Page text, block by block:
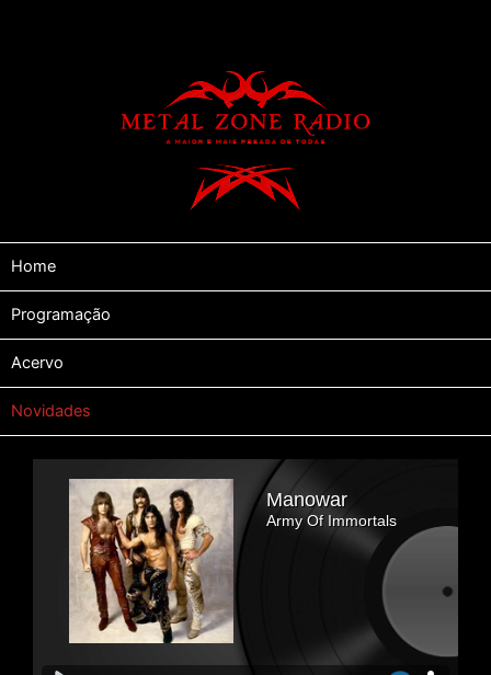
Home
Programação
Acervo
Novidades